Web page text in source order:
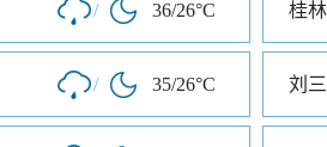
/ 36/26°C 桂
/ 35/26°C 刘